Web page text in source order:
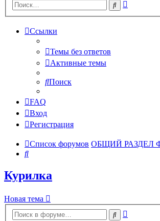
Поиск
Ссылки
Темы без ответов
Активные темы
Поиск
FAQ
Вход
Регистрация
Список форумов ОБЩИЙ РАЗДЕЛ
Поиск
Курилка
Новая тема
Поиск